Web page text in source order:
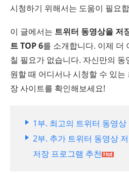
시청하기 위해서는 도움이 필요
이 글에서는 트위터 동영상을 저
트 TOP 6를 소개합니다. 이제 더
칠 필요가 없습니다. 자신만의
원할 때 어디서나 시청할 수 있
장 사이트를 확인해보세요!
1부. 최고의 트위터 동영
2부. 추가 트위터 동영상
저장 프로그램 추천